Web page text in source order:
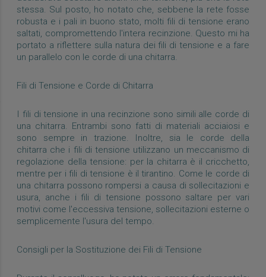
stessa. Sul posto, ho notato che, sebbene la rete fosse
robusta e i pali in buono stato, molti fili di tensione erano
saltati, compromettendo l'intera recinzione. Questo mi ha
portato a riflettere sulla natura dei fili di tensione e a fare
un parallelo con le corde di una chitarra.
Fili di Tensione e Corde di Chitarra
I fili di tensione in una recinzione sono simili alle corde di
una chitarra. Entrambi sono fatti di materiali acciaiosi e
sono sempre in trazione. Inoltre, sia le corde della
chitarra che i fili di tensione utilizzano un meccanismo di
regolazione della tensione: per la chitarra è il cricchetto,
mentre per i fili di tensione è il tirantino. Come le corde di
una chitarra possono rompersi a causa di sollecitazioni e
usura, anche i fili di tensione possono saltare per vari
motivi come l'eccessiva tensione, sollecitazioni esterne o
semplicemente l'usura del tempo.
Consigli per la Sostituzione dei Fili di Tensione